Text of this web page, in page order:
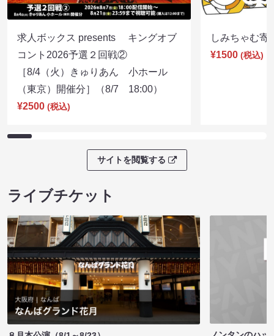
求人ボックス presents キングオブ
コント2026予選２回戦②
［8/4（火）きゅりあん 小ホール
（東京）開催分］（8/7 18:00）
¥2500 (税込)
しみちゃむ
¥1500 (税込)
サイトを閲覧する
ライブチケット